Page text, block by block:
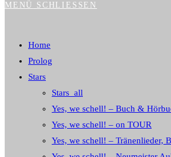
MENÜ SCHLIESSEN
Home
Prolog
Stars
Stars_all
Yes, we schell! – Buch &
Yes, we schell! – on TOUR
Yes, we schell! – Tränenlieder,